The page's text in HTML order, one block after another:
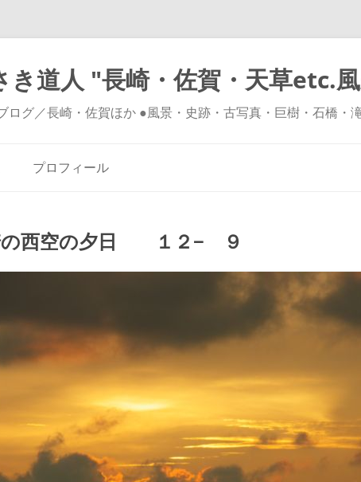
き道人 "長崎・佐賀・天草etc.
ログ／長崎・佐賀ほか ●風景・史跡・古写真・巨樹・石橋・
プロフィール
の西空の夕日 １２− ９